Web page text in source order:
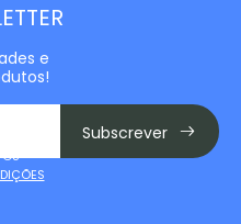
e
Subscrever
OS